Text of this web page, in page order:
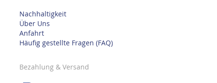
Nachhaltigkeit
Über Uns
Anfahrt
Häufig gestellte Fragen (FAQ)
Bezahlung & Versand